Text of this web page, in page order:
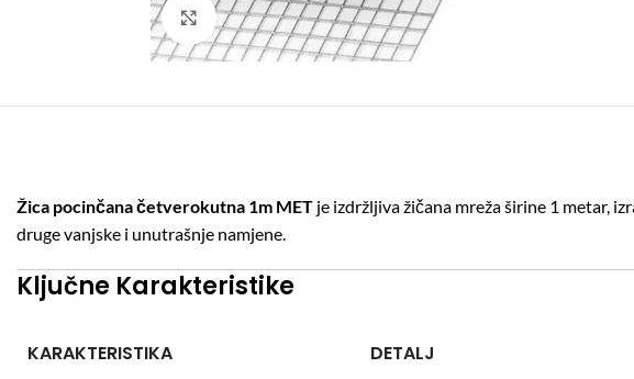
Click to enlarge
Žica pocinčana četverokutna 1m MET je izdržljiva žičana mreža širine 1 metar,
druge vanjske i unutrašnje namjene.
Ključne Karakteristike
KARAKTERISTIKA DETALJ